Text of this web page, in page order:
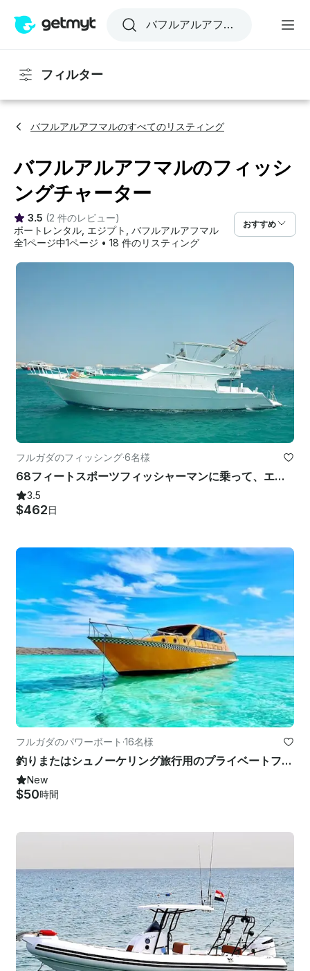
フィルター
バフルアルアフマルのすべてのリスティング
バフルアルアフマルのフィッシ
ングチャーター
3.5 (2 件のレビュー)
ボートレンタル エジプト
バフルアルアフマル
全1ページ中1ページ • 18 件のリスティング
おすすめ
フルガダのフィッシング·6名様
68フィートスポーツフィッシャーマンに乗って、エジプトの紅海県でフィッシングをお楽しみください
3.5
$462日
フルガダのパワーボート ·16名様
釣りまたはシュノーケリング旅行用のプライベートファミリーボート
New
$50時間